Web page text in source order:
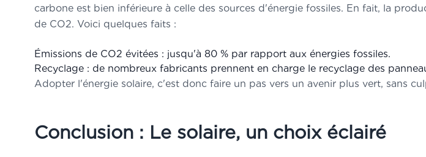
carbone est bien inférieure à celle des sources d'énergie fossiles. En fait, la
de CO2. Voici quelques faits :
Émissions de CO2 évitées : jusqu'à 80 % par rapport aux énergies fossiles.
Recyclage : de nombreux fabricants prennent en charge le recyclage des
Adopter l'énergie solaire, c'est donc faire un pas vers un avenir plus vert, sans
Conclusion : Le solaire, un choix éclairé